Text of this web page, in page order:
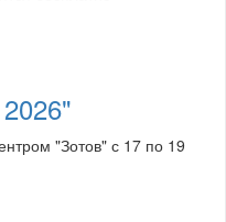
"Зотов" с 17 по 19